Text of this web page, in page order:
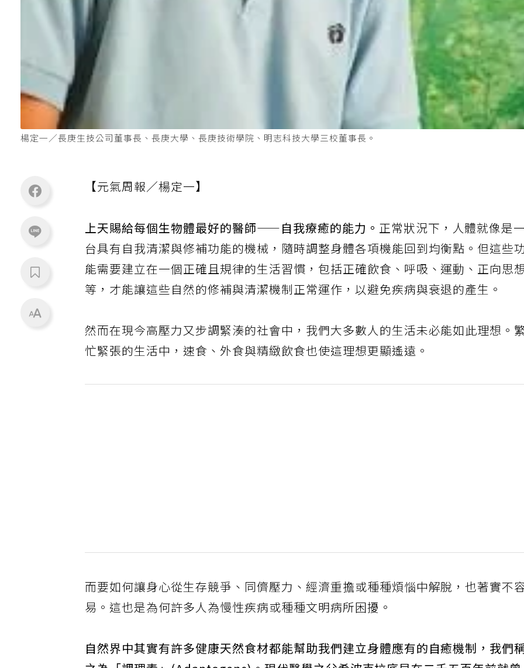
楊定一／長庚生技公司董事長、長庚大學、長庚技術學院、明志科技大學三校董事長。
【元氣周報／楊定一】
上天賜給每個生物體最好的醫師——自我療癒的能力。正常狀況下，人體就像是一
台具有自我清潔與修補功能的機械，隨時調整身體各項機能回到均衡點。但這些
能需要建立在一個正確且規律的生活習慣，包括正確飲食、呼吸、運動、正向思
等，才能讓這些自然的修補與清潔機制正常運作，以避免疾病與衰退的產生。
然而在現今高壓力又步調緊湊的社會中，我們大多數人的生活未必能如此理想。
忙緊張的生活中，速食、外食與精緻飲食也使這理想更顯遙遠。
而要如何讓身心從生存競爭、同儕壓力、經濟重擔或種種煩惱中解脫，也著實不
易。這也是為何許多人為慢性疾病或種種文明病所困擾。
自然界中其實有許多健康天然食材都能幫助我們建立身體應有的自癒機制，我們